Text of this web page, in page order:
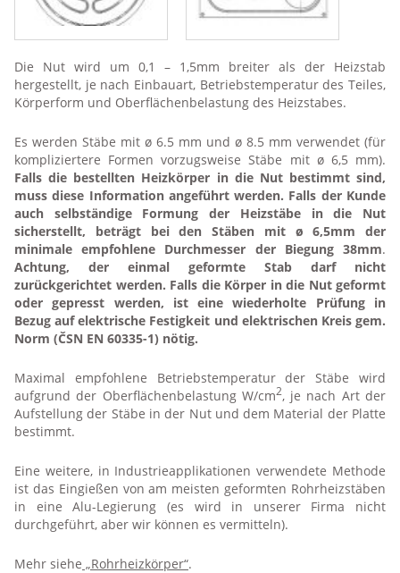
Die Nut wird um 0,1 – 1,5mm breiter als der Heizstab
hergestellt, je nach Einbauart, Betriebstemperatur des Teiles,
Körperform und Oberflächenbelastung des Heizstabes.
Es werden Stäbe mit ø 6.5 mm und ø 8.5 mm verwendet (für
kompliziertere Formen vorzugsweise Stäbe mit ø 6,5 mm).
Falls die bestellten Heizkörper in die Nut bestimmt sind,
muss diese Information angeführt werden. Falls der Kunde
auch selbständige Formung der Heizstäbe in die Nut
sicherstellt, beträgt bei den Stäben mit ø 6,5mm der
minimale empfohlene Durchmesser der Biegung 38mm.
Achtung, der einmal geformte Stab darf nicht
zurückgerichtet werden. Falls die Körper in die Nut geformt
oder gepresst werden, ist eine wiederholte Prüfung in
Bezug auf elektrische Festigkeit und elektrischen Kreis gem.
Norm (ČSN EN 60335-1) nötig.
Maximal empfohlene Betriebstemperatur der Stäbe wird
aufgrund der Oberflächenbelastung W/cm2, je nach Art der
Aufstellung der Stäbe in der Nut und dem Material der Platte
bestimmt.
Eine weitere, in Industrieapplikationen verwendete Methode
ist das Eingießen von am meisten geformten Rohrheizstäben
in eine Alu-Legierung (es wird in unserer Firma nicht
durchgeführt, aber wir können es vermitteln).
Mehr siehe „Rohrheizkörper“.